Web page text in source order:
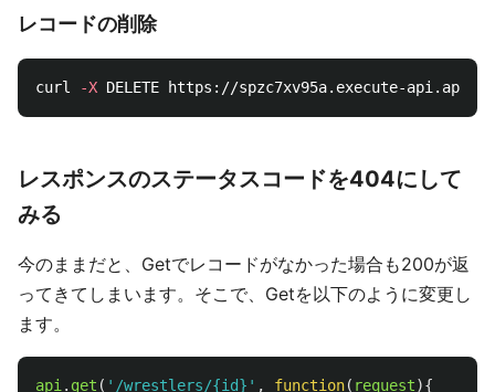
レコードの削除
curl -X
レスポンスのステータスコードを404にして
みる
今のままだと、Getでレコードがなかった場合も200が返
ってきてしまいます。そこで、Getを以下のように変更し
ます。
api . get ( ' /wrestlers/{id} ' , function( request){